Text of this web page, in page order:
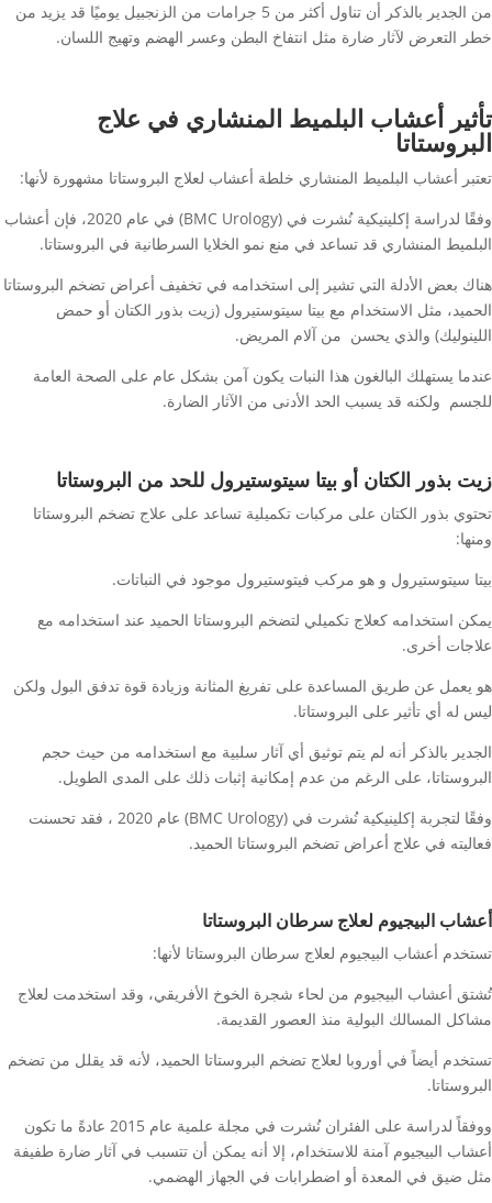
من الجدير بالذكر أن تناول أكثر من 5 جرامات من الزنجبيل يوميًا قد يزيد من
خطر التعرض لآثار ضارة مثل انتفاخ البطن وعسر الهضم وتهيج اللسان.
تأثير أعشاب البلميط المنشاري في علاج
البروستاتا
تعتبر أعشاب البلميط المنشاري خلطة أعشاب لعلاج البروستاتا مشهورة لأنها:
وفقًا لدراسة إكلينيكية نُشرت في (BMC Urology) في عام 2020، فإن أعشاب
البلميط المنشاري قد تساعد في منع نمو الخلايا السرطانية في البروستاتا.
هناك بعض الأدلة التي تشير إلى استخدامه في تخفيف أعراض تضخم البروستاتا
الحميد، مثل الاستخدام مع بيتا سيتوستيرول (زيت بذور الكتان أو حمض
اللينوليك) والذي يحسن من آلام المريض.
عندما يستهلك البالغون هذا النبات يكون آمن بشكل عام على الصحة العامة
للجسم ولكنه قد يسبب الحد الأدنى من الآثار الضارة.
زيت بذور الكتان أو بيتا سيتوستيرول للحد من البروستاتا
تحتوي بذور الكتان على مركبات تكميلية تساعد على علاج تضخم البروستاتا
ومنها:
بيتا سيتوستيرول و هو مركب فيتوستيرول موجود في النباتات.
يمكن استخدامه كعلاج تكميلي لتضخم البروستاتا الحميد عند استخدامه مع
علاجات أخرى.
هو يعمل عن طريق المساعدة على تفريغ المثانة وزيادة قوة تدفق البول ولكن
ليس له أي تأثير على البروستاتا.
الجدير بالذكر أنه لم يتم توثيق أي آثار سلبية مع استخدامه من حيث حجم
البروستاتا، على الرغم من عدم إمكانية إثبات ذلك على المدى الطويل.
وفقًا لتجربة إكلينيكية نُشرت في (BMC Urology) عام 2020 ، فقد تحسنت
فعاليته في علاج أعراض تضخم البروستاتا الحميد.
أعشاب البيجيوم لعلاج سرطان البروستاتا
تستخدم أعشاب البيجيوم لعلاج سرطان البروستاتا لأنها:
تُشتق أعشاب البيجيوم من لحاء شجرة الخوخ الأفريقي، وقد استخدمت لعلاج
مشاكل المسالك البولية منذ العصور القديمة.
تستخدم أيضاً في أوروبا لعلاج تضخم البروستاتا الحميد، لأنه قد يقلل من تضخم
البروستاتا.
ووفقاً لدراسة على الفئران نُشرت في مجلة علمية عام 2015 عادةً ما تكون
أعشاب البيجيوم آمنة للاستخدام، إلا أنه يمكن أن تتسبب في آثار ضارة طفيفة
مثل ضيق في المعدة أو اضطرابات في الجهاز الهضمي.